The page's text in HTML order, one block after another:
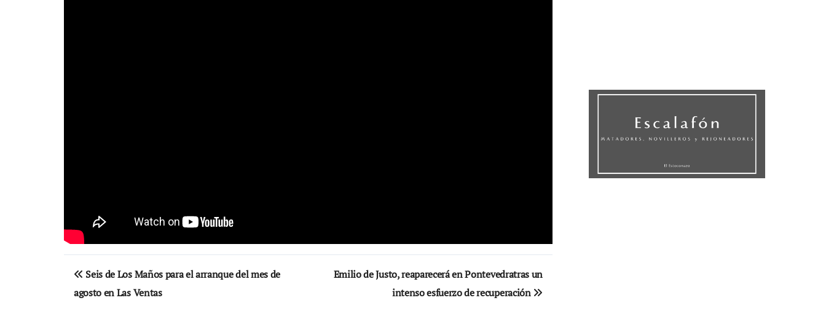
Navegación
de
Seis de Los Maños para el arranque del mes de
agosto en Las Ventas
Emilio de Justo, reaparecerá en Pontevedratras un
intenso esfuerzo de recuperación